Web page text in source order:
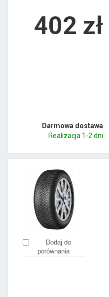
402 zł
Darmowa dostawa
Realizacja 1-2 dni
Dodaj do
porównania